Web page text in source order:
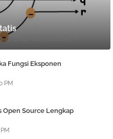
Fungsi Eksponen
PM
Open Source Lengkap